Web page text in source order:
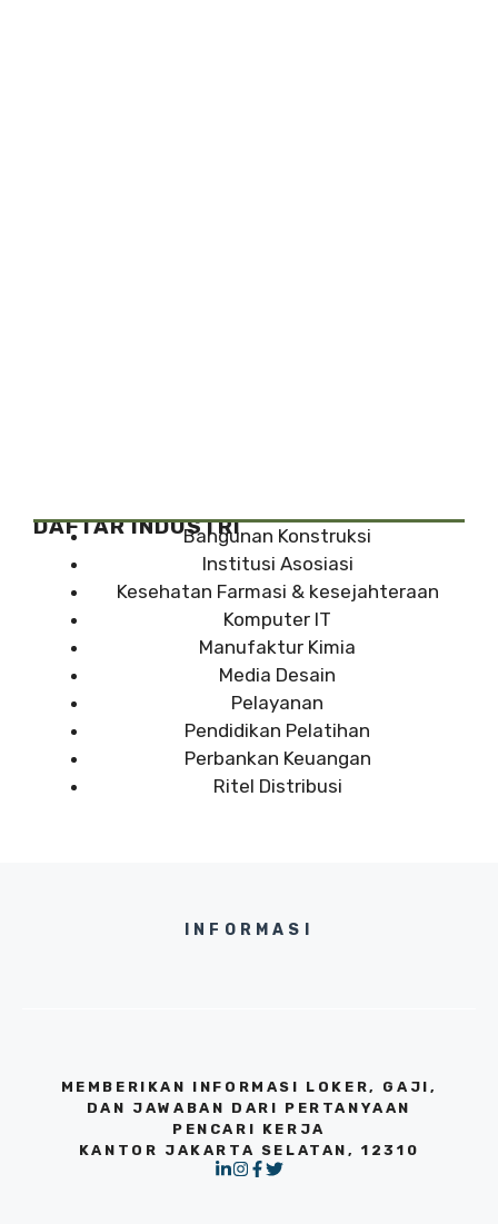
DAFTAR INDUSTRIBangunan Konstruksi
Institusi Asosiasi
Kesehatan Farmasi & kesejahteraan
Komputer IT
Manufaktur Kimia
Media Desain
Pelayanan
Pendidikan Pelatihan
Perbankan Keuangan
Ritel Distribusi
INFORMASI
MEMBERIKAN INFORMASI LOKER, GAJI,
DAN JAWABAN DARI PERTANYAAN
PENCARI KERJA
KANTOR JAKARTA SELATAN, 12310